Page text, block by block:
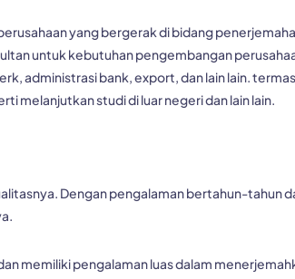
perusahaan yang bergerak di bidang
untuk kebutuhan pengembangan
administrasi bank, export, dan lain lain.
melanjutkan studi di luar negeri dan lain lain.
Dengan pengalaman bertahun-tahun
memiliki pengalaman luas dalam